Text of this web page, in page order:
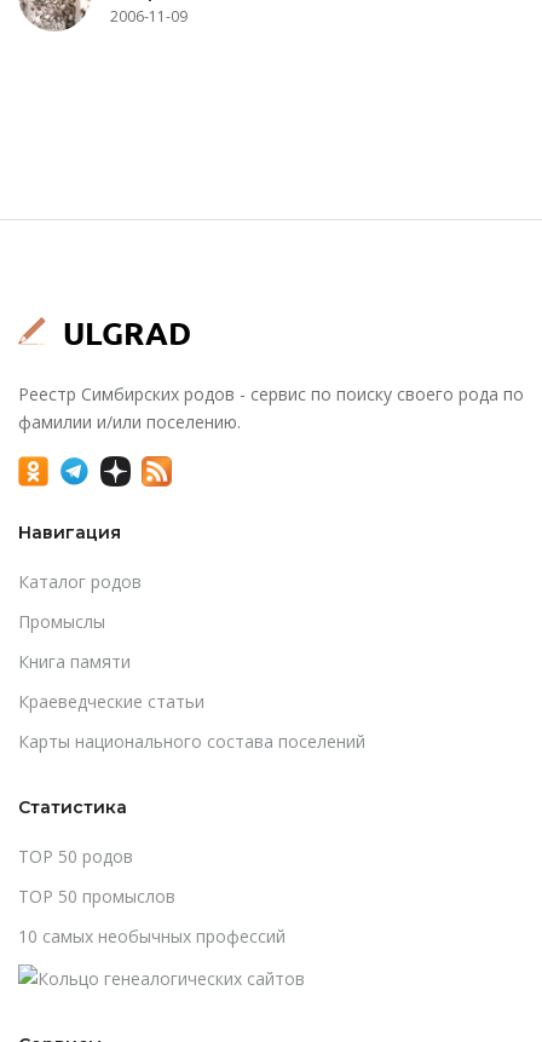
2006-11-09
Реестр Симбирских родов - сервис по поиску своего рода по
фамилии и/или поселению.
Навигация
Каталог родов
Промыслы
Книга памяти
Краеведческие статьи
Карты национального состава поселений
Статистика
TOP 50 родов
TOP 50 промыслов
10 самых необычных профессий